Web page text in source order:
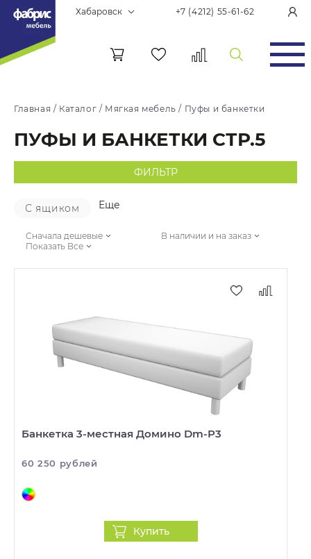
Хабаровск +7 (4212) 55-61-62
Главная / Каталог / Мягкая мебель / Пуфы и банкетки
ПУФЫ И БАНКЕТКИ СТР.5
ФИЛЬТР
С ящиком Еще
Сначала дешевые
В наличии и на заказ
Показать Все
Банкетка 3-местная Домино Dm-P3
60 250 рублей
Купить